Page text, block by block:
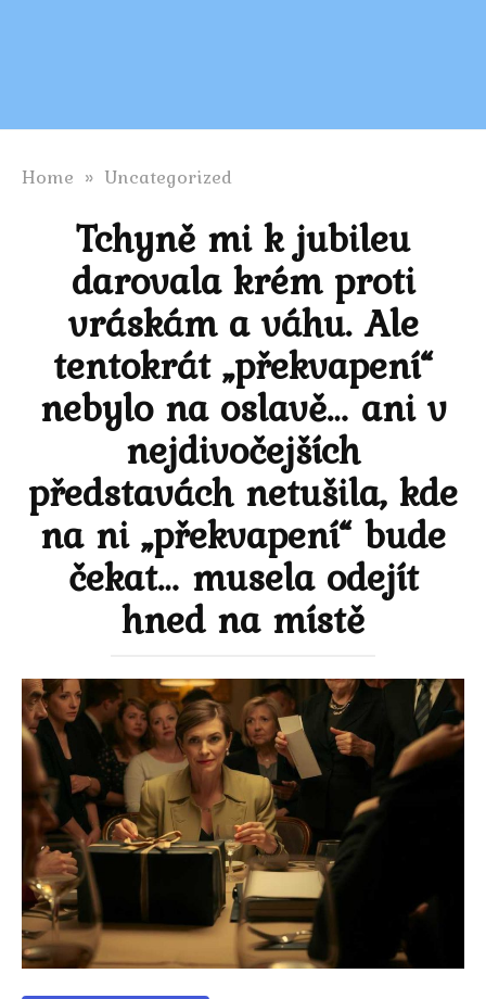
Home » Uncategorized
Tchyně mi k jubileu
darovala krém proti
vráskám a váhu. Ale
tentokrát „překvapení“
nebylo na oslavě… ani v
nejdivočejších
představách netušila, kde
na ni „překvapení“ bude
čekat… musela odejít
hned na místě